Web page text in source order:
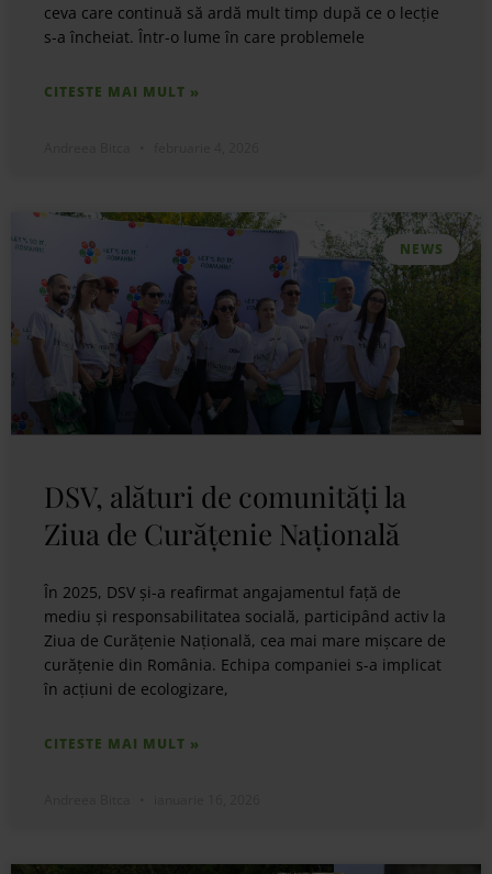
ceva care continuă să ardă mult timp după ce o lecție
s-a încheiat. Într-o lume în care problemele
CITESTE MAI MULT »
NEWS
DSV, alături de comunități la
Ziua de Curățenie Națională
În 2025, DSV și-a reafirmat angajamentul față de
mediu și responsabilitatea socială, participând activ la
Ziua de Curățenie Națională, cea mai mare mișcare de
curățenie din România. Echipa companiei s-a implicat
în acțiuni de ecologizare,
CITESTE MAI MULT »